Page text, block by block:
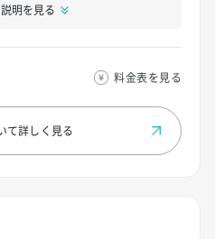
明を見る
料金表を見る
て詳しく見る